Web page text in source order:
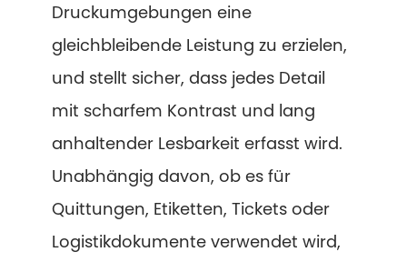
Druckumgebungen eine
gleichbleibende Leistung zu erzielen,
und stellt sicher, dass jedes Detail
mit scharfem Kontrast und lang
anhaltender Lesbarkeit erfasst wird.
Unabhängig davon, ob es für
Quittungen, Etiketten, Tickets oder
Logistikdokumente verwendet wird,